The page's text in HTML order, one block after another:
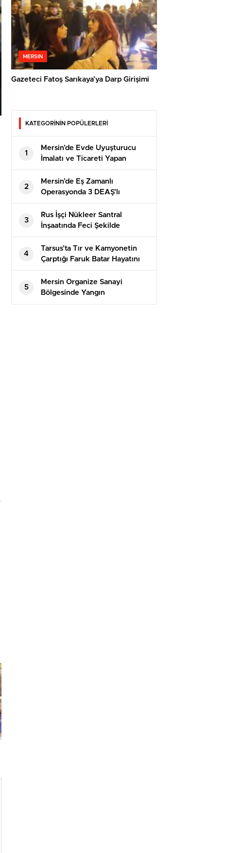
MERSIN
Gazeteci Fatoş Sarıkaya’ya Darp Girişimi
KATEGORİNİN POPÜLERLERİ
1
Mersin’de Evde Uyuşturucu
İmalatı ve Ticareti Yapan
Şahısa Suçüstü
2
Mersin’de Eş Zamanlı
Operasyonda 3 DEAŞ’lı
Yakalandı
3
Rus İşçi Nükleer Santral
İnşaatında Feci Şekilde
Hayatını Kaybetti
4
Tarsus’ta Tır ve Kamyonetin
Çarptığı Faruk Batar Hayatını
Kaybetti
5
Mersin Organize Sanayi
Bölgesinde Yangın